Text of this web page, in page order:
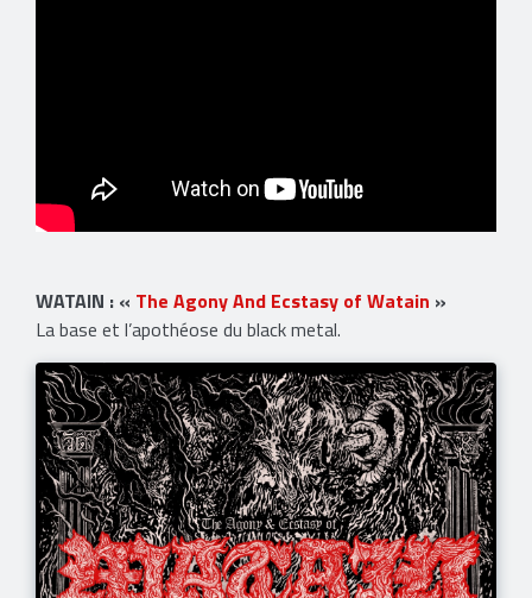
WATAIN : « The Agony And Ecstasy of Watain »
La base et l’apothéose du black metal.